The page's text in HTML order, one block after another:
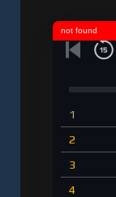
1
2
3
4
not found